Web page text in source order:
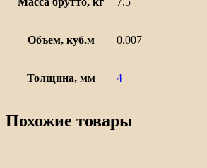
Объем, куб.м 0.007
Толщина, мм 4
Похожие товары